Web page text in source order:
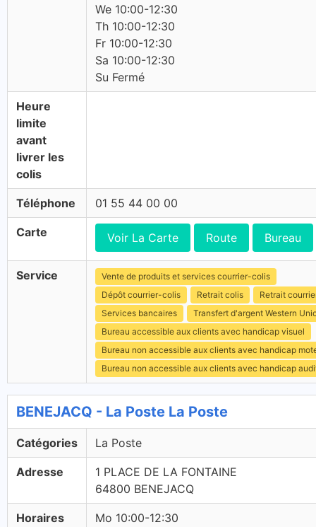
We 10:00-12:30
Th 10:00-12:30
Fr 10:00-12:30
Sa 10:00-12:30
Su Fermé
Heure
limite
avant
livrer les
colis
Téléphone 01 55 44 00 00
Carte Voir La Carte Route Bureau
Service
Vente de produits et services courrier-colis
Dépôt courrier-colis
Retrait colis
Retrait
Services bancaires
Transfert d'argent Western
Bureau accessible aux clients avec handicap visuel
Bureau non accessible aux clients avec handicap
Bureau non accessible aux clients avec handicap
BENEJACQ - La Poste La Poste
Catégories La Poste
Adresse
1 PLACE DE LA FONTAINE
64800 BENEJACQ
Horaires
Mo 10:00-12:30